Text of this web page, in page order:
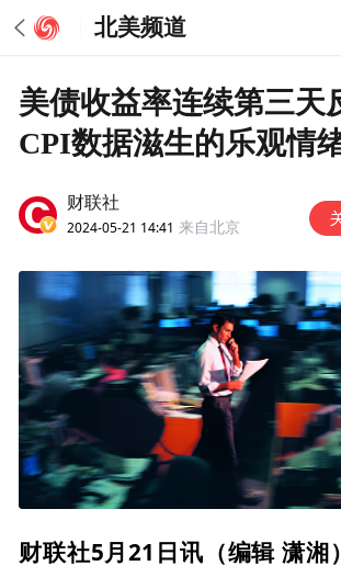
北美频道
美债收益率连续第三天
CPI数据滋生的乐观情
财联社
2024-05-21 14:41 来自北京
财联社5月21日讯（编辑 潇湘）